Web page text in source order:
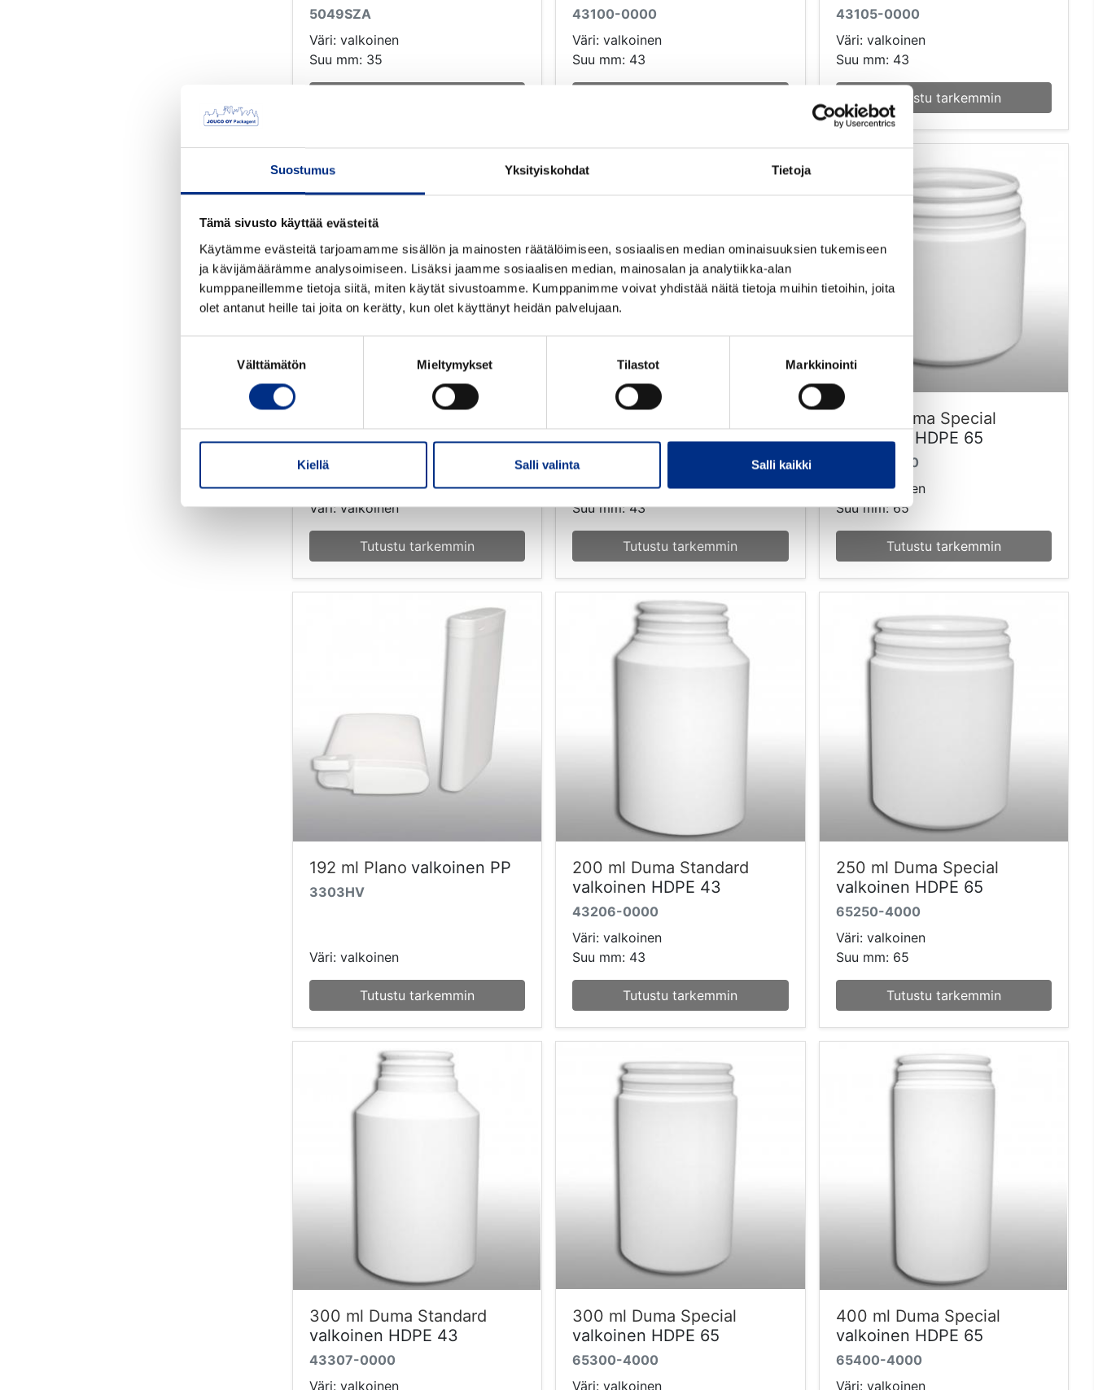
Suostumus Yksityiskohdat Tietoja
Tämä sivusto käyttää evästeitä
Käytämme evästeitä tarjoamamme sisällön ja mainosten räätälöimiseen, sosiaalisen median ominaisuuksien tukemiseen
ja kävijämäärämme analysoimiseen. Lisäksi jaamme sosiaalisen median, mainosalan ja analytiikka-alan
kumppaneillemme tietoja siitä, miten käytät sivustoamme. Kumppanimme voivat yhdistää näitä tietoja muihin tietoihin, joita
olet antanut heille tai joita on kerätty, kun olet käyttänyt heidän palvelujaan.
Välttämätön Mieltymykset Tilastot Markkinointi
Kiellä Salli valinta Salli kaikki
5049SZA
Väri: valkoinen
Suu mm: 35
43100-0000
Väri: valkoinen
Suu mm: 43
43105-0000
Väri: valkoinen
Suu mm: 43
Tutustu tarkemmin
1103HV
Väri: valkoinen
Tutustu tarkemmin
valkoinen HDPE 43
43156-4000
Väri: valkoinen
Suu mm: 43
Tutustu tarkemmin
150 ml Duma Special
valkoinen HDPE 65
65150-4000
Väri: valkoinen
Suu mm: 65
Tutustu tarkemmin
192 ml Plano valkoinen PP
3303HV
Väri: valkoinen
Tutustu tarkemmin
200 ml Duma Standard
valkoinen HDPE 43
43206-0000
Väri: valkoinen
Suu mm: 43
Tutustu tarkemmin
250 ml Duma Special
valkoinen HDPE 65
65250-4000
Väri: valkoinen
Suu mm: 65
Tutustu tarkemmin
300 ml Duma Standard
valkoinen HDPE 43
43307-0000
Väri: valkoinen
300 ml Duma Special
valkoinen HDPE 65
65300-4000
Väri: valkoinen
400 ml Duma Special
valkoinen HDPE 65
65400-4000
Väri: valkoinen